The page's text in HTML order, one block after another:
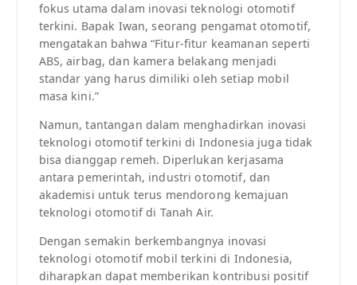
fokus utama dalam inovasi teknologi otomotif
terkini. Bapak Iwan, seorang pengamat otomotif,
mengatakan bahwa “Fitur-fitur keamanan seperti
ABS, airbag, dan kamera belakang menjadi
standar yang harus dimiliki oleh setiap mobil
masa kini.”
Namun, tantangan dalam menghadirkan inovasi
teknologi otomotif terkini di Indonesia juga tidak
bisa dianggap remeh. Diperlukan kerjasama
antara pemerintah, industri otomotif, dan
akademisi untuk terus mendorong kemajuan
teknologi otomotif di Tanah Air.
Dengan semakin berkembangnya inovasi
teknologi otomotif mobil terkini di Indonesia,
diharapkan dapat memberikan kontribusi positif